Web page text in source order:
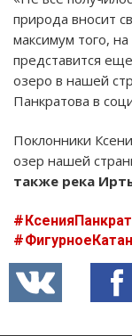
природа вносит
максимум того,
представится
озеро в нашей
Панкратова в
Поклонники
озер нашей
также река